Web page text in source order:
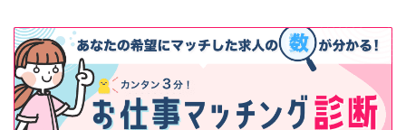
北海道・東北 中国・四国
九州・沖縄
診察科目
美容外科、
循環器内科など
こだわり条件
未経験歓迎、
年収
年収500万円以上など
雇用形態
正社員、契約社員など